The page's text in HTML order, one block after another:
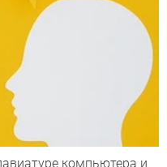
компьютера и